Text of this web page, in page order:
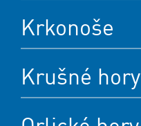
Krkonoše
Krušné hory